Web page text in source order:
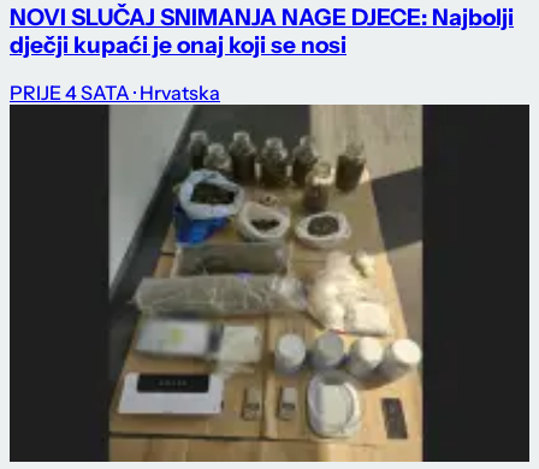
NOVI SLUČAJ SNIMANJA NAGE DJECE: Najbolji
dječji kupaći je onaj koji se nosi
PRIJE 4 SATA · Hrvatska